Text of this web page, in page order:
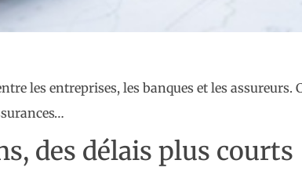
les entreprises, les banques et les assureurs.
des délais plus courts